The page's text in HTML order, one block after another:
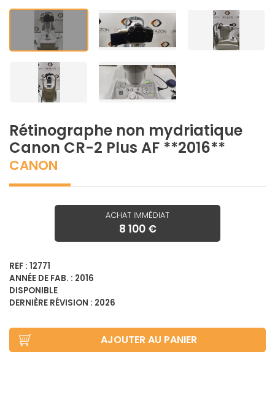
Rétinographe non mydriatique
Canon CR-2 Plus AF **2016**
CANON
ACHAT IMMÉDIAT
8 100 €
REF : 12771
ANNÉE DE FAB. : 2016
DISPONIBLE
DERNIÈRE RÉVISION : 2026
AJOUTER AU PANIER